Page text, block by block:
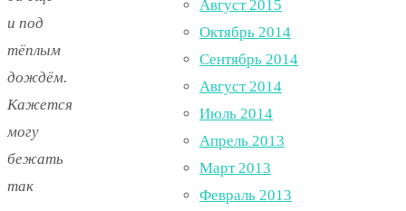
и под
тёплым
дождём.
Кажется
могу
бежать
так
Август 2015
Октябрь 2014
Сентябрь 2014
Август 2014
Июль 2014
Апрель 2013
Март 2013
Февраль 2013